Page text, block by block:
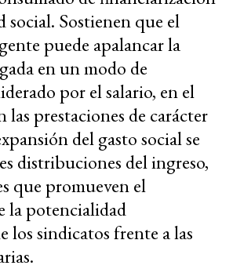
social. Sostienen que el
puede apalancar la
en un modo de
por el salario, en el
las prestaciones de carácter
del gasto social se
distribuciones del ingreso,
que promueven el
la potencialidad
los sindicatos frente a las